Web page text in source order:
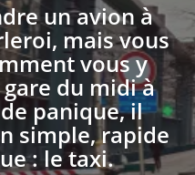
un avion à
mais vous
vous y
du midi à
panique, il
simple, rapide
: le taxi.